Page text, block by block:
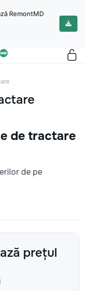
RemontMD
de tractare
de pe
prețul